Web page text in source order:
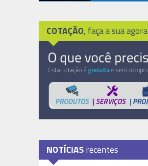
COTAÇÃO, faça a sua agora
NOTÍCIASrecentes